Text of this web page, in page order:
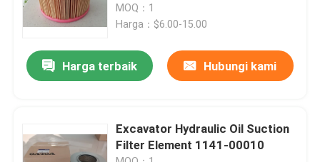
Hubungi kami
Berita
Suku Cadang Ekskavator
MOQ：1
Harga：$6.00-15.00
Harga terbaik Hubungi kami
Excavator Hydraulic Oil Suction
Filter Element 1141-00010